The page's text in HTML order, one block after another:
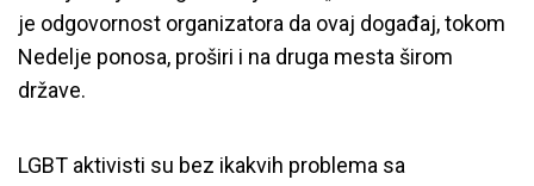
je odgovornost organizatora da ovaj događaj, tokom
Nedelje ponosa, proširi i na druga mesta širom
države.
LGBT aktivisti su bez ikakvih problema sa